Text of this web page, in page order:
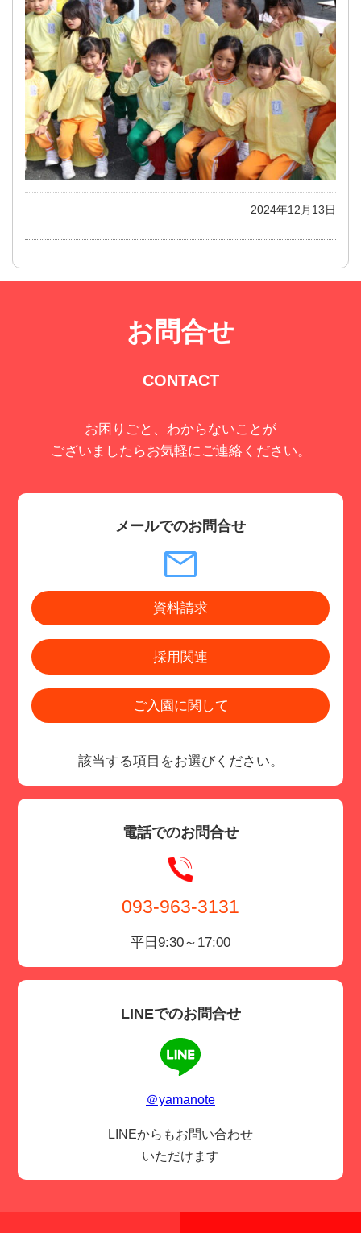
2024年12月13日
お問合せ
CONTACT
お困りごと、わからないことが
ございましたらお気軽にご連絡ください。
メールでのお問合せ
資料請求
採用関連
ご入園に関して
該当する項目をお選びください。
電話でのお問合せ
093-963-3131
平日9:30～17:00
LINEでのお問合せ
＠yamanote
LINEからもお問い合わせ
いただけます